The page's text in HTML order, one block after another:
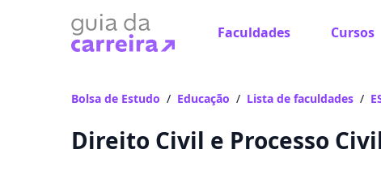
Faculdades Cursos
Bolsa de Estudo / Educação / Lista de faculdades /
Direito Civil e Processo